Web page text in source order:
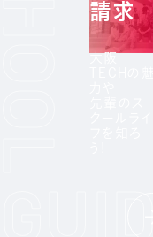
請求
大阪